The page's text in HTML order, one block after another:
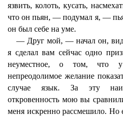
язвить, колоть, кусать,
что он пьян, — подумал я, —
он был себе на уме.
— Друг мой, — начал он,
я сделал вам сейчас одно
неуместное, о том, что у
непреодолимое желание
случае язык. За эту
откровенность мою вы
меня искренно рассмешило. Но